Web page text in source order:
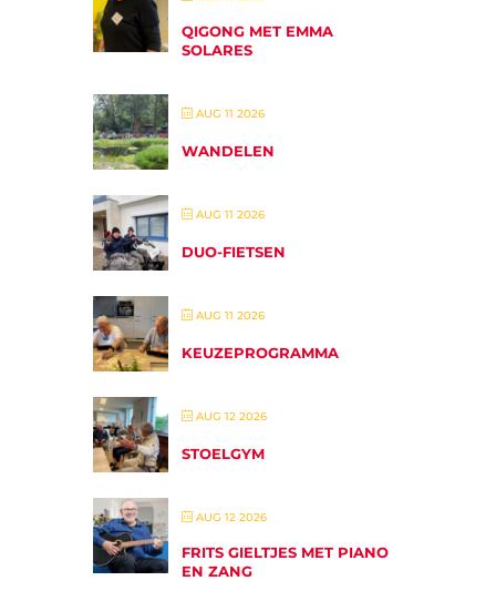
QIGONG MET EMMA
SOLARES
AUG 11 2026
WANDELEN
AUG 11 2026
DUO-FIETSEN
AUG 11 2026
KEUZEPROGRAMMA
AUG 12 2026
STOELGYM
AUG 12 2026
FRITS GIELTJES MET PIANO
EN ZANG